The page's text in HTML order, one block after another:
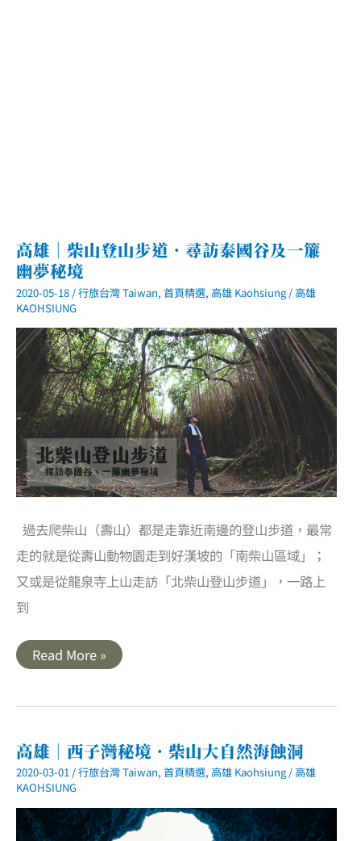
高雄｜柴山登山步道．尋訪泰國谷及一簾
幽夢秘境
2020-05-18 /行旅台灣 Taiwan, 首頁精選, 高雄 Kaohsiung /高雄
KAOHSIUNG
過去爬柴山（壽山）都是走靠近南邊的登山步道，最常
走的就是從壽山動物園走到好漢坡的「南柴山區域」；
又或是從龍泉寺上山走訪「北柴山登山步道」，一路上
到
高
雄
山
步
道．
尋
訪
泰
國
谷
及
Read More »
高雄｜西子灣秘境．柴山大自然海蝕洞
2020-03-01 /行旅台灣 Taiwan, 首頁精選, 高雄 Kaohsiung /高雄
KAOHSIUNG